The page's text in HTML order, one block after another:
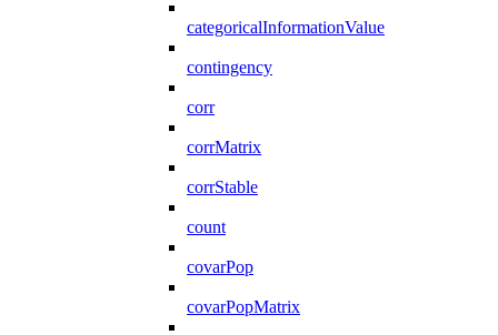
categoricalInformationValue
contingency
corr
corrMatrix
corrStable
count
covarPop
covarPopMatrix